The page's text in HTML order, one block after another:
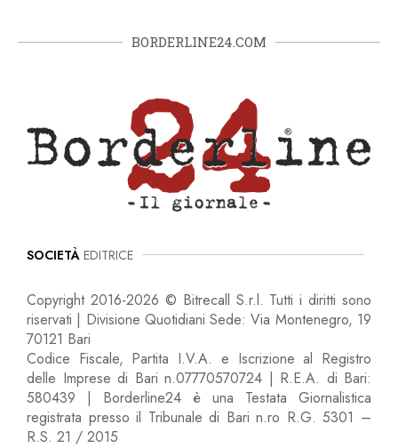
BORDERLINE24.COM
SOCIETÀ EDITRICE
Copyright 2016-2026 © Bitrecall S.r.l. Tutti i diritti sono
riservati | Divisione Quotidiani Sede: Via Montenegro, 19
70121 Bari
Codice Fiscale, Partita I.V.A. e Iscrizione al Registro
delle Imprese di Bari n.07770570724 | R.E.A. di Bari:
580439 | Borderline24 è una Testata Giornalistica
registrata presso il Tribunale di Bari n.ro R.G. 5301 –
R.S. 21 / 2015